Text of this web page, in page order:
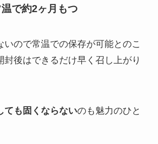
で約2ヶ月もつ
いので常温での保存が可能とのこ
封後はできるだけ早く召し上がり
ても固くならないのも魅力のひと